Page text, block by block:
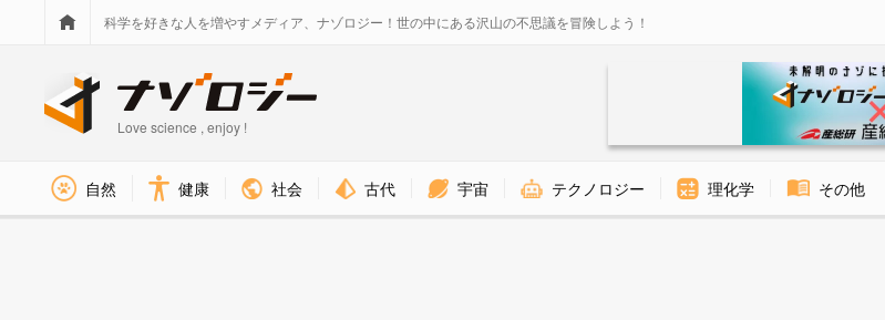
科学を好きな人を増やすメディア、ナゾロジー！世の中にある沢山の不思議を冒険しよう！
Love science , enjoy !
自然 健康 社会 古代 宇宙 テクノロジー 理化学 その他